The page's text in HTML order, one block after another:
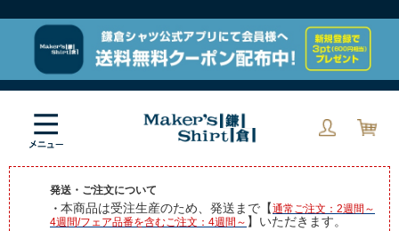
発送・ご注文について
・ 本商品は受注生産のため、発送まで【通常ご注文：2週間～
4週間/フェア品番を含むご注文：4週間～ 】いただきます。